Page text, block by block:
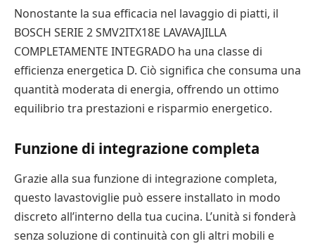
Nonostante la sua efficacia nel lavaggio di piatti, il
BOSCH SERIE 2 SMV2ITX18E LAVAVAJILLA
COMPLETAMENTE INTEGRADO ha una classe di
efficienza energetica D. Ciò significa che consuma una
quantità moderata di energia, offrendo un ottimo
equilibrio tra prestazioni e risparmio energetico.
Funzione di integrazione completa
Grazie alla sua funzione di integrazione completa,
questo lavastoviglie può essere installato in modo
discreto all’interno della tua cucina. L’unità si fonderà
senza soluzione di continuità con gli altri mobili e